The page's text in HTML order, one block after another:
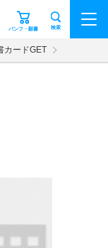
パンフ・願書 検索
カードGET